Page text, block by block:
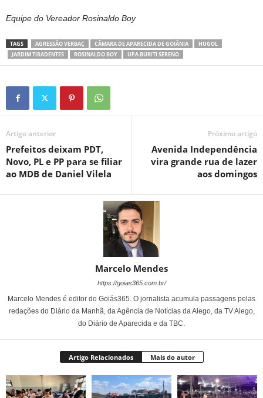
Equipe do Vereador Rosinaldo Boy
TAGS AGRESSÃO VERBAÇ CÂMARA DE APARECIDA DE GOIÂNIA
HUGOL
JARDIM TIRADENTES
ROSINALDO BOY UPA BURITI SERENO
Artigo anterior
Prefeitos deixam PDT,
Novo, PL e PP para se filiar
ao MDB de Daniel Vilela
Próximo artigo
Avenida Independência
vira grande rua de lazer
aos domingos
Marcelo Mendes
https://goias365.com.br/
Marcelo Mendes é editor do Goiás365. O jornalista acumula passagens pelas
redações do Diário da Manhã, da Agência de Notícias da Alego, da TV Alego,
do Diário de Aparecida e da TBC.
Artigo Relacionados Mais do autor